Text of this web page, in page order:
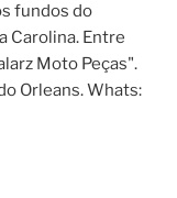
fundos do
Carolina. Entre
Moto Peças".
Orleans. Whats: